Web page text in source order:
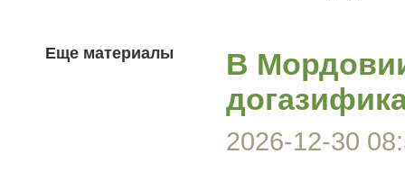
Еще материалы
В
2026-12-30